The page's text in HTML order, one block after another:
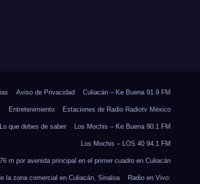
Aviso de Privacidad Culiacán – Ke Buena 91.9 FM
Entretenimiento Estaciones de Radio Radiotv México
Lo que debes de saber Los Mochis – Ke Buena 90.1 FM
Los Mochis – LOS 40 94.1 FM
m por avenida principal en el primer cuadro en Culiacán
la zona comercial en Culiacán, Sinaloa Radio en Vivo: